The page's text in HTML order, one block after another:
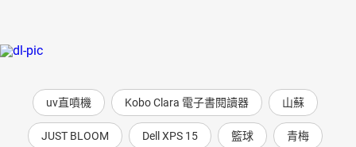
uv直噴機 Kobo Clara 電子書閱讀器 山蘇
JUST BLOOM Dell XPS 15 籃球 青梅